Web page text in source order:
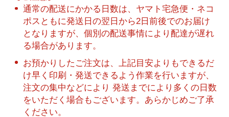
通常の配送にかかる日数は、ヤマト宅急便・ネコ
ポスともに発送日の翌日から2日前後でのお届け
となりますが、個別の配送事情により配達が遅れ
る場合があります。
お預かりしたご注文は、上記目安よりもできるだ
け早く印刷・発送できるよう作業を行いますが、
注文の集中などにより 発送までにより多くの日数
をいただく場合もございます。あらかじめご了承
ください。